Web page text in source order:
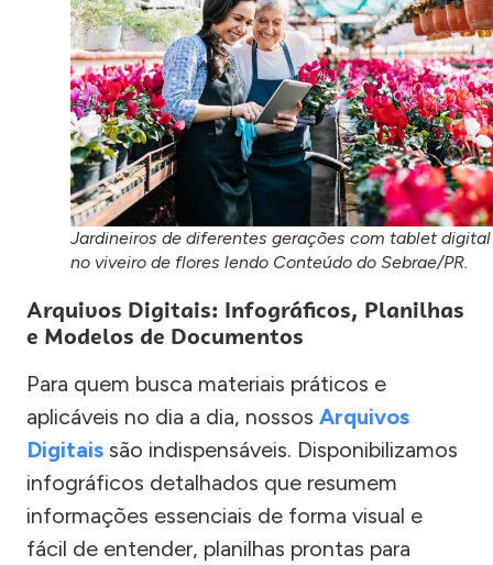
Jardineiros de diferentes gerações com tablet digital
no viveiro de flores lendo Conteúdo do Sebrae/PR.
Arquivos Digitais: Infográficos, Planilhas
e Modelos de Documentos
Para quem busca materiais práticos e
aplicáveis no dia a dia, nossos Arquivos
Digitais são indispensáveis. Disponibilizamos
infográficos detalhados que resumem
informações essenciais de forma visual e
fácil de entender, planilhas prontas para